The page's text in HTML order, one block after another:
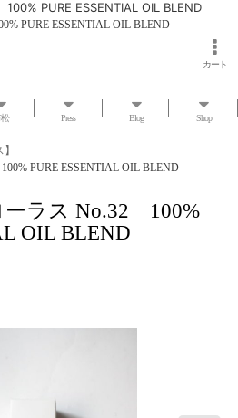
PURE ESSENTIAL OIL BLEND
PURE ESSENTIAL OIL BLEND
カート
Press Blog Shop
PURE ESSENTIAL OIL BLEND
ーラス No.32 100%
OIL BLEND